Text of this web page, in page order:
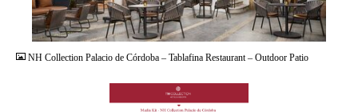
JPG
NH Collection Palacio de Córdoba – Tablafina Restaurant – Outdoor Patio